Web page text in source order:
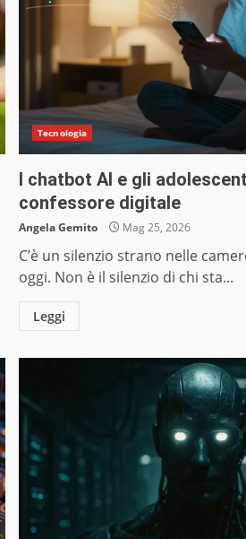
Tecnologia
I chatbot AI e gli
confessore digitale
Angela Gemito Mag 25, 2026
C’è un silenzio strano nelle
oggi. Non è il silenzio di chi sta...
Leggi